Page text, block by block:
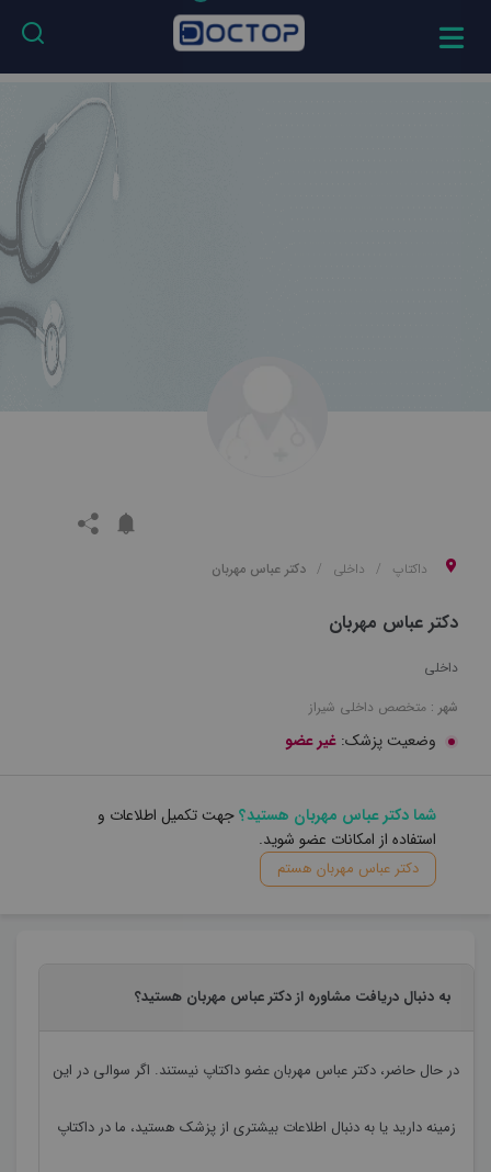
داکتاپ داخلی دکتر عباس مهربان
دکتر عباس مهربان
داخلی
شهر : متخصص داخلی شیراز
وضعیت پزشک: غیر عضو
شما دکتر عباس مهربان هستید؟جهت تکمیل اطلاعات و
استفاده از امکانات عضو شوید.
دکتر عباس مهربان هستم
به دنبال دریافت مشاوره از دکتر عباس مهربان هستید؟
در حال حاضر، دکتر عباس مهربانعضو داکتاپ نیستند. اگر سوالی در این
زمینه دارید یا به دنبال اطلاعات بیشتری از پزشک هستید، ما در داکتاپ